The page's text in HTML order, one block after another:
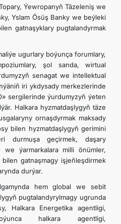
Ýewropanyň Täzeleniş we
Yslam Ösüş Banky we beýleki
gatnaşyklary pugtalandyrmak
ugurlary boýunça forumlary,
şol sanda, wirtual
senagat we intellektual
iri ykdysady merkezlerinde
sergilerinde ýurdumyzyň ýeten
Halkara hyzmatdaşlygyň täze
ornaşdyrmak maksady
bilen hyzmatdaşlygyň gerimini
durmuşa geçirmek, daşary
ýarmarkalara milli önümler,
gatnaşmagy işjeňleşdirmek
durýar.
hem global we sebit
pugtalandyrylmagy ugrunda
Halkara Energetika agentligi,
halkara agentligi,